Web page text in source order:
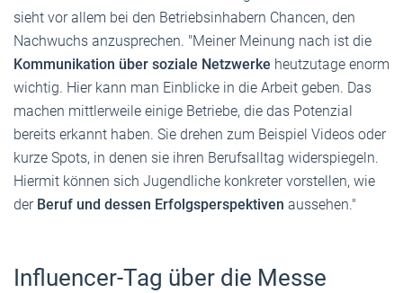
sieht vor allem bei den Betriebsinhabern Chancen, den
Nachwuchs anzusprechen. "Meiner Meinung nach ist die
Kommunikation über soziale Netzwerke heutzutage enorm
wichtig. Hier kann man Einblicke in die Arbeit geben. Das
machen mittlerweile einige Betriebe, die das Potenzial
bereits erkannt haben. Sie drehen zum Beispiel Videos oder
kurze Spots, in denen sie ihren Berufsalltag widerspiegeln.
Hiermit können sich Jugendliche konkreter vorstellen, wie
der Beruf und dessen Erfolgsperspektiven aussehen."
Influencer-Tag über die Messe